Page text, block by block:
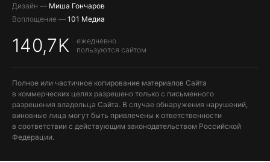
Дизайн — Миша Гончаров
Воплощение — 101 Медиа
140,7K
ежедневно
пользуются сайтом
Полное или частичное копирование материалов Сайта
в коммерческих целях разрешено только с письменного
разрешения владельца Сайта. В случае обнаружения нарушений,
виновные лица могут быть привлечены к ответственности
в соответствии с действующим законодательством Российской
Федерации.